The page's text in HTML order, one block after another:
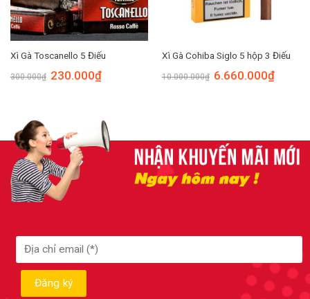
Xì Gà Toscanello 5 Điếu
300.000₫ 230.000₫
Xì Gà Cohiba Siglo 5 hộp 3 Điếu
10.000.000₫ 6.660.000₫